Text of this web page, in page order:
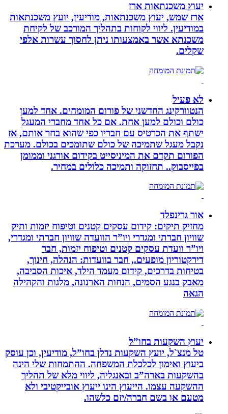
יעוץ משכנתאות ארז
ארז שמש, יעוץ משכנתאות, מודיעין, יועץ משכנתאות
במודיעין. ליווי לקוחות בתהליך המורכב של לקיחת
משכנתא אשר באמצעותו ניתן לחסוך עשרות אלפי
שקלים.
לא פעיל
הנטוורקינג החדשני של פורום המומחים. אחד למען
כולם וכולם למען אחת. אם כל אחד מחברי המעגל
ישתף את הכרטיס עם חבריו כפי שהוא בחר אותם, אז
נקבל מעגל שתמיכה של כולם שתומכים בכולם. מערכת
הפורום תקדם את המיניסייט בקידום אורגני וממומן
בפייסבוק.. תחזוקה ותמיכה כלולים במחיר.
אור גרינפלד
מחזיק תיקים: קידום עסקים קטנים וטיפוח יזמות ותיק
שוויון חברתי ומגדרי ויו”ר הוועדה שוויון חברתי ומגדרי,
ויו”ר וועדת עסקים קטנים וטיפוח יזמות, חבר
דירקטוריון מופעים., חבר בוועדות: הנהלה, חינוך,
בטיחות בדרכים, קידום מעמד הילד, איכות הסביבה,
מאבק בנגע הסמים, הנחות הארנונה, מלגות והקהילה
הגאה
יעוץ השקעות בחו”ל
טל מנצ`ל, יועץ השקעות נדלן בחו”ל, מודיעין, וכן עוסק
ביעוץ ואימון לכלכלת המשפחה. ההתמחות שלי הינה
בהשקעות בארה”ב ובאנגליה, ליווי מלא של תהליך
ההשקעה עצמו. הייעוץ הינו ייעוץ אובייקטיבי ולא
מטעם או בשם חברה/יזם כלשהו.